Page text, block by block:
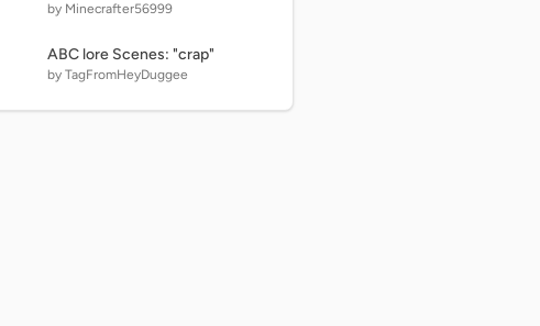
by Minecrafter56999
ABC lore Scenes: "crap"
by TagFromHeyDuggee